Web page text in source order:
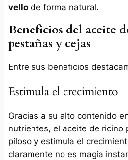
vellode forma natural.
Beneficios del aceite
pestañas y cejas
Entre sus beneficios
Estimula el crecimiento
Gracias a su alto contenido
nutrientes, el aceite de ricino
piloso y estimula el
claramente no es magia